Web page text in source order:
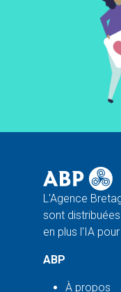
L'Agence
sont
en plus l'IA
ABP
À propos